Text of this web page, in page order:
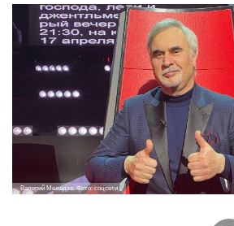
Валерий Меладзе. Фото: соцсети